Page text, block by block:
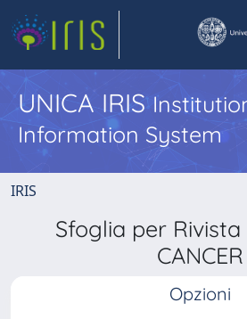
UNICA IRIS
Information System
IRIS
Sfoglia per Rivista
CANCER
Opzioni